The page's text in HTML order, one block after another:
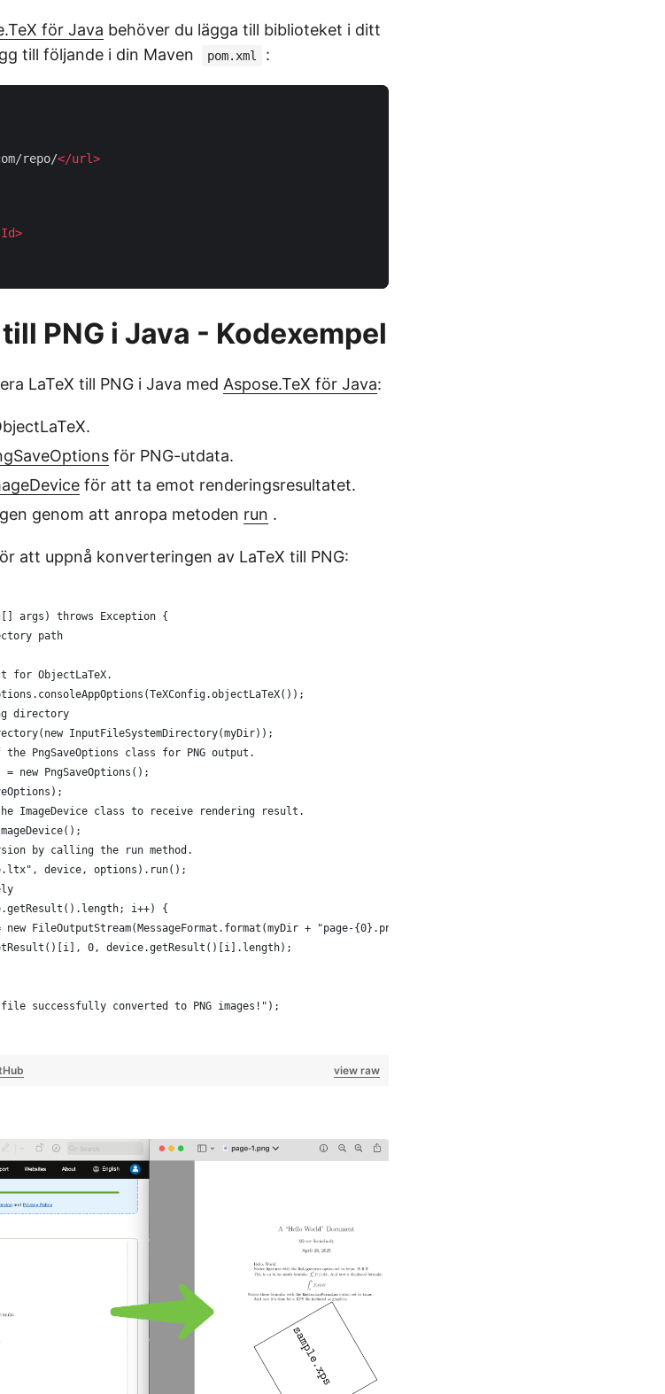
för Java behöver du lägga till biblioteket i ditt
till följande i din Maven pom.xml :
repo/</url>
>
PNG i Java - Kodexempel
LaTeX till PNG i Java med Aspose.TeX för Java:
för PNG-utdata.
för att ta emot renderingsresultatet.
genom att anropa metoden run .
att uppnå konverteringen av LaTeX till PNG:
args) throws Exception {
path
for ObjectLaTeX.
directory
InputFileSystemDirectory(myDir));
the PngSaveOptions class for PNG output.
= new PngSaveOptions();
ImageDevice class to receive rendering result.
by calling the run method.
device, options).run();
i++) {
FileOutputStream(MessageFormat.format(myDir + "page-{0}.png", (i + 1)))) {
0, device.getResult()[i].length);
successfully converted to PNG images!");
view raw